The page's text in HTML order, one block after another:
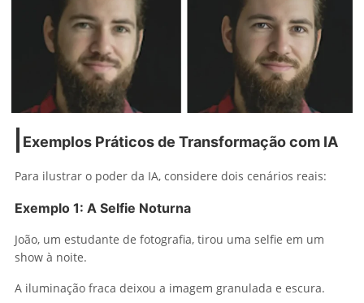
Exemplos Práticos de Transformação com IA
Para ilustrar o poder da IA, considere dois cenários reais:
Exemplo 1: A Selfie Noturna
João, um estudante de fotografia, tirou uma selfie em um
show à noite.
A iluminação fraca deixou a imagem granulada e escura.